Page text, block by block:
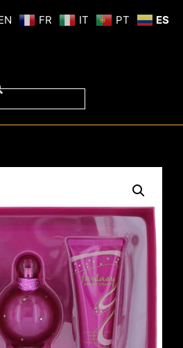
FR IT PT ES